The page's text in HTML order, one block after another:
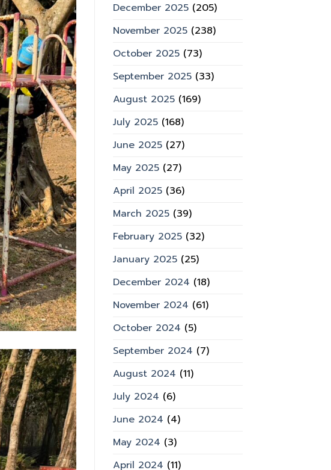
December 2025(205)
November 2025(238)
October 2025(73)
September 2025(33)
August 2025(169)
July 2025(168)
June 2025(27)
May 2025(27)
April 2025(36)
March 2025(39)
February 2025(32)
January 2025(25)
December 2024 (18)
November 2024 (61)
October 2024 (5)
September 2024 (7)
August 2024 (11)
July 2024 (6)
June 2024 (4)
May 2024 (3)
April 2024 (11)